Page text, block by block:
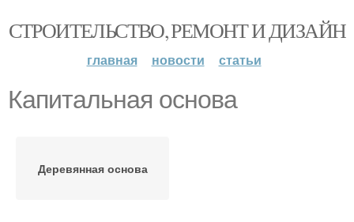
СТРОИТЕЛЬСТВО, РЕМОНТ И ДИЗАЙН
главная новости статьи
Капитальная основа
Деревянная основа